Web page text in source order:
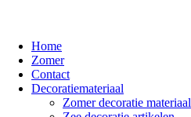
Home
Zomer
Contact
Decoratiemateriaal
Zomer decoratie materiaal